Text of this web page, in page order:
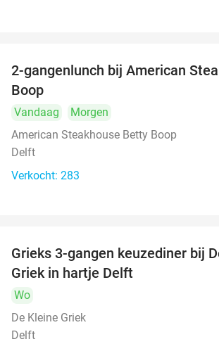
2-gangenlunch bij American
Boop
Vandaag
Morgen
American Steakhouse Betty Boop
Delft
Verkocht: 283
Grieks 3-gangen keuzediner bij
Griek in hartje Delft
Wo
De Kleine Griek
Delft